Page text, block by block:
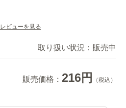
レビューを見る
取り扱い状況： 販売中
販売価格： 216円 （税込）